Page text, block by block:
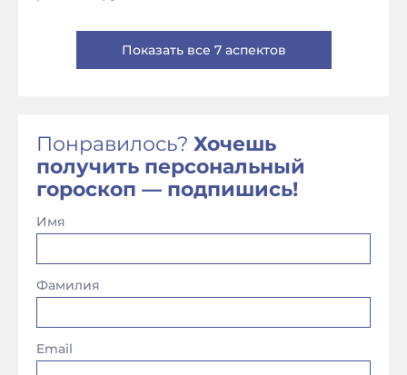
Показать все 7 аспектов
Понравилось? Хочешь
получить персональный
гороскоп — подпишись!
Имя
Фамилия
Email